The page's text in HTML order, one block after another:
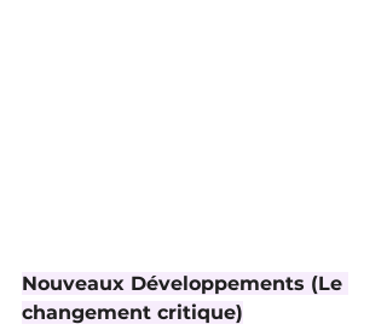
Nouveaux Développements (Le
changement critique)